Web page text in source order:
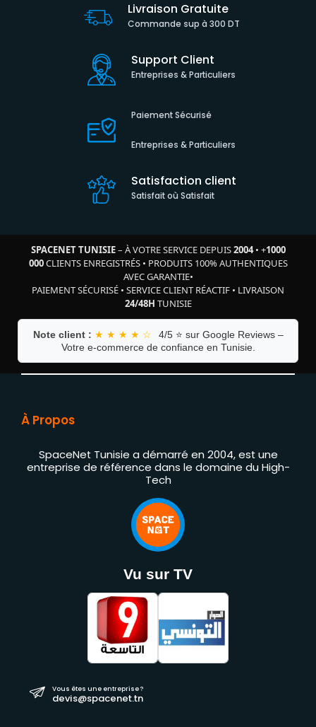
Livraison Gratuite
Commande sup à 300 DT
Support Client
Entreprises & Particuliers
Paiement Sécurisé
Entreprises & Particuliers
Satisfaction client
Satisfait où Satisfait
SPACENET TUNISIE– À VOTRE SERVICE DEPUIS2004• +1000
000CLIENTS ENREGISTRÉS• PRODUITS 100% AUTHENTIQUES
AVEC GARANTIE•
PAIEMENT SÉCURISÉ • SERVICE CLIENT RÉACTIF • LIVRAISON
24/48H TUNISIE
Note client : ★ ★ ★ ★ ☆
4/5 ⭐ sur Google Reviews –
Votre e-commerce de confiance en Tunisie.
À Propos
SpaceNet Tunisie a démarré en 2004, est une
entreprise de référence dans le domaine du High-
Tech
Vu sur TV
Vous êtes une entreprise ?
devis@spacenet.tn